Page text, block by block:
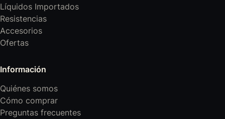
Líquidos Importados
Resistencias
Accesorios
Ofertas
Información
Quiénes somos
Cómo comprar
Preguntas frecuentes